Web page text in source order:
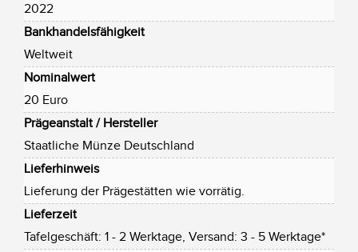
2022
Bankhandelsfähigkeit
Weltweit
Nominalwert
20 Euro
Prägeanstalt / Hersteller
Staatliche Münze Deutschland
Lieferhinweis
Lieferung der Prägestätten wie vorrätig.
Lieferzeit
Tafelgeschäft: 1 - 2 Werktage, Versand: 3 - 5 Werktage*